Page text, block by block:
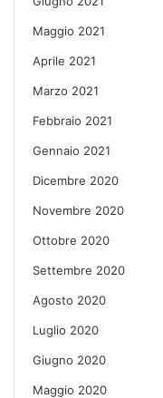
Maggio 2021
Aprile 2021
Marzo 2021
Febbraio 2021
Gennaio 2021
Dicembre 2020
Novembre 2020
Ottobre 2020
Settembre 2020
Agosto 2020
Luglio 2020
Giugno 2020
Maggio 2020